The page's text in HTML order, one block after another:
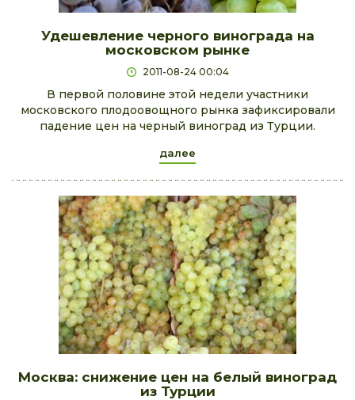
Удешевление черного винограда на
московском рынке
2011-08-24 00:04
В первой половине этой недели участники
московского плодоовощного рынка зафиксировали
падение цен на черный виноград из Турции.
далее
Москва: снижение цен на белый виноград
из Турции